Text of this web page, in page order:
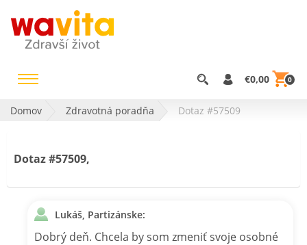
€0,00 0
Domov Zdravotná poradňa Dotaz #57509
Dotaz #57509,
Lukáš, Partizánske:
Dobrý deň. Chcela by som zmeniť svoje osobné